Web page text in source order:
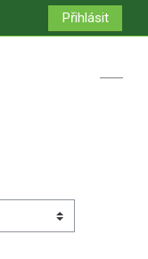
Přihlásit